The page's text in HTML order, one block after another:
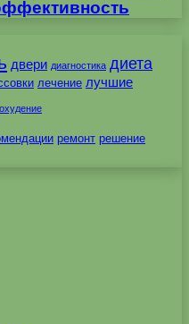
двери диагностика диета
лечение лучшие
ремонт решение